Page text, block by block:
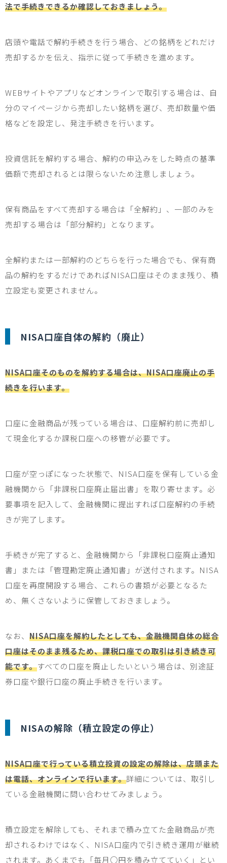
法で手続きできるか確認しておきましょう。
店頭や電話で解約手続きを行う場合、どの銘柄をどれだけ
売却するかを伝え、指示に従って手続きを進めます。
WEBサイトやアプリなどオンラインで取引する場合は、自
分のマイページから売却したい銘柄を選び、売却数量や価
格などを設定し、発注手続きを行います。
投資信託を解約する場合、解約の申込みをした時点の基準
価額で売却されるとは限らないため注意しましょう。
保有商品をすべて売却する場合は「全解約」、一部のみを
売却する場合は「部分解約」となります。
全解約または一部解約のどちらを行った場合でも、保有商
品の解約をするだけであればNISA口座はそのまま残り、積
立設定も変更されません。
NISA口座自体の解約（廃止）
NISA口座そのものを解約する場合は、NISA口座廃止の手
続きを行います。
口座に金融商品が残っている場合は、口座解約前に売却し
て現金化するか課税口座への移管が必要です。
口座が空っぽになった状態で、 NISA口座を保有している金
融機関から「非課税口座廃止届出書」を取り寄せます。必
要事項を記入して、金融機関に提出すれば口座解約の手続
きが完了します。
手続きが完了すると、金融機関から「非課税口座廃止通知
書」または「管理勘定廃止通知書」が送付されます。 NISA
口座を再度開設する場合、これらの書類が必要となるた
め、無くさないように保管しておきましょう。
なお、 NISA口座を解約したとしても、金融機関自体の総合
口座はそのまま残るため、課税口座での取引は引き続き可
能です。すべての口座を廃止したいという場合は、別途証
券口座や銀行口座の廃止手続きを行います。
NISAの解除（積立設定の停止）
NISA口座で行っている積立投資の設定の解除は、店頭また
は電話、オンラインで行います。詳細については、取引し
ている金融機関に問い合わせてみましょう。
積立設定を解除しても、それまで積み立てた金融商品が売
却されるわけではなく、 NISA口座内で引き続き運用が継続
されます。あくまでも「毎月○円を積み立てていく」とい